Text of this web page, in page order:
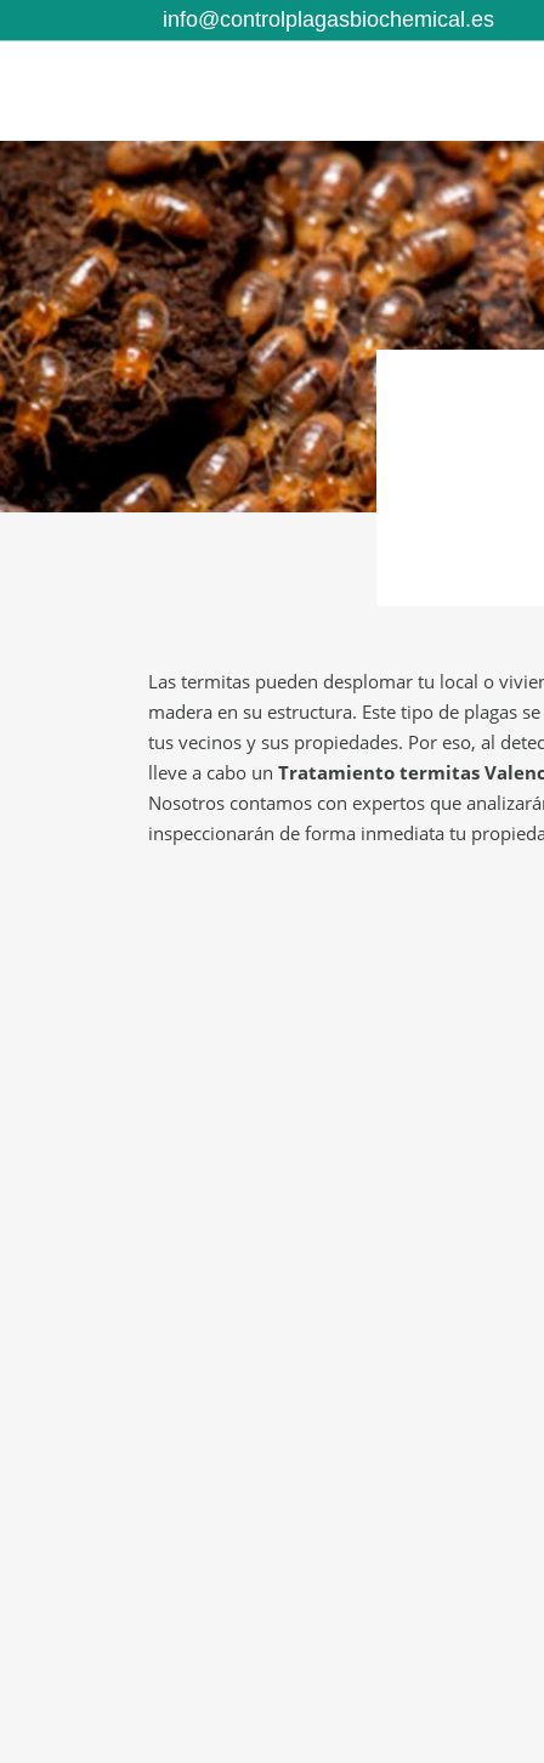
info@controlplagasbiochemical.es
Las termitas pueden desplomar tu local o
madera en su estructura. Este tipo de plagas
tus vecinos y sus propiedades. Por eso, al
lleve a cabo un Tratamiento termitas
Nosotros contamos con expertos que
inspeccionarán de forma inmediata tu